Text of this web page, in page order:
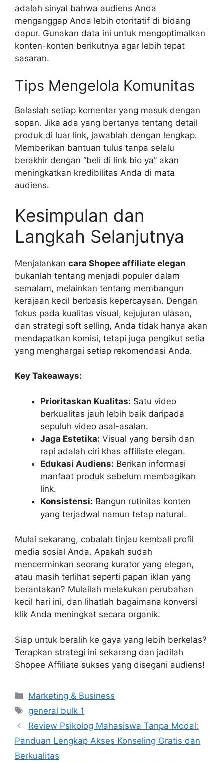
adalah sinyal bahwa audiens Anda
menganggap Anda lebih otoritatif di bidang
dapur. Gunakan data ini untuk mengoptimalkan
konten-konten berikutnya agar lebih tepat
sasaran.
Tips Mengelola Komunitas
Balaslah setiap komentar yang masuk dengan
sopan. Jika ada yang bertanya tentang detail
produk di luar link, jawablah dengan lengkap.
Memberikan bantuan tulus tanpa selalu
berakhir dengan “beli di link bio ya” akan
meningkatkan kredibilitas Anda di mata
audiens.
Kesimpulan dan
Langkah Selanjutnya
Menjalankan cara Shopee affiliate elegan
bukanlah tentang menjadi populer dalam
semalam, melainkan tentang membangun
kerajaan kecil berbasis kepercayaan. Dengan
fokus pada kualitas visual, kejujuran ulasan,
dan strategi soft selling, Anda tidak hanya akan
mendapatkan komisi, tetapi juga pengikut setia
yang menghargai setiap rekomendasi Anda.
Key Takeaways:
Prioritaskan Kualitas: Satu video
berkualitas jauh lebih baik daripada
sepuluh video asal-asalan.
Jaga Estetika: Visual yang bersih dan
rapi adalah ciri khas affiliate elegan.
Edukasi Audiens: Berikan informasi
manfaat produk sebelum membagikan
link.
Konsistensi: Bangun rutinitas konten
yang terjadwal namun tetap natural.
Mulai sekarang, cobalah tinjau kembali profil
media sosial Anda. Apakah sudah
mencerminkan seorang kurator yang elegan,
atau masih terlihat seperti papan iklan yang
berantakan? Mulailah melakukan perubahan
kecil hari ini, dan lihatlah bagaimana konversi
klik Anda meningkat secara organik.
Siap untuk beralih ke gaya yang lebih berkelas?
Terapkan strategi ini sekarang dan jadilah
Shopee Affiliate sukses yang disegani audiens!
Categories
Marketing & Business
Tags
general bulk 1
Review Psikolog Mahasiswa Tanpa Modal:
Panduan Lengkap Akses Konseling Gratis dan
Berkualitas